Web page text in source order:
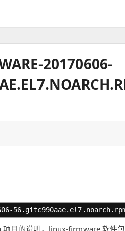
20170606-
项目的说明，linux-firmware 软件